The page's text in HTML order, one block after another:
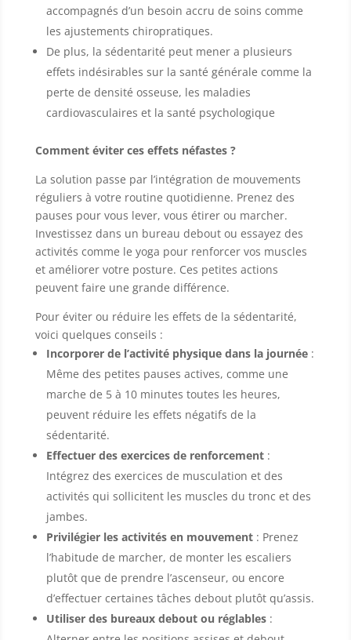
accompagnés d’un besoin accru de soins comme
les ajustements chiropratiques.
De plus, la sédentarité peut mener a plusieurs
effets indésirables sur la santé générale comme la
perte de densité osseuse, les maladies
cardiovasculaires et la santé psychologique
Comment éviter ces effets néfastes ?
La solution passe par l’intégration de mouvements
réguliers à votre routine quotidienne. Prenez des
pauses pour vous lever, vous étirer ou marcher.
Investissez dans un bureau debout ou essayez des
activités comme le yoga pour renforcer vos muscles
et améliorer votre posture. Ces petites actions
peuvent faire une grande différence.
Pour éviter ou réduire les effets de la sédentarité,
voici quelques conseils :
Incorporer de l’activité physique dans la journée:
Même des petites pauses actives, comme une
marche de 5 à 10 minutes toutes les heures,
peuvent réduire les effets négatifs de la
sédentarité.
Effectuer des exercices de renforcement:
Intégrez des exercices de musculation et des
activités qui sollicitent les muscles du tronc et des
jambes.
Privilégier les activités en mouvement: Prenez
l’habitude de marcher, de monter les escaliers
plutôt que de prendre l’ascenseur, ou encore
d’effectuer certaines tâches debout plutôt qu’assis.
Utiliser des bureaux debout ou réglables: